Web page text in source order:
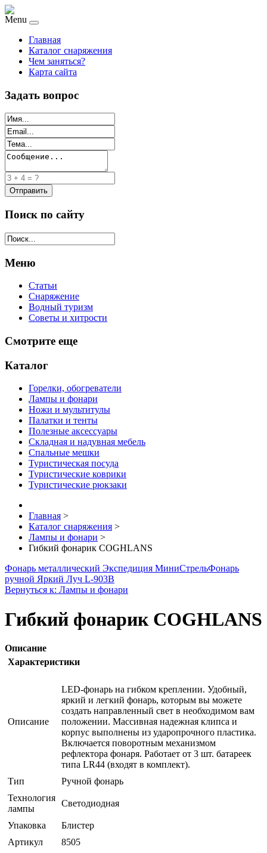
Menu
Главная
Каталог снаряжения
Чем заняться?
Карта сайта
Задать вопрос
Поиск по сайту
Меню
Статьи
Снаряжение
Водный туризм
Советы и хитрости
Смотрите еще
Каталог
Горелки, обогреватели
Лампы и фонари
Ножи и мультитулы
Палатки и тенты
Полезные аксессуары
Складная и надувная мебель
Спальные мешки
Туристическая посуда
Туристические коврики
Туристические рюкзаки
Главная >
Каталог снаряжения >
Лампы и фонари >
Гибкий фонарик COGHLANS
Фонарь металлический Экспедиция МиниСтрельФонарь
ручной Яркий Луч L-903B
Вернуться к: Лампы и фонари
Гибкий фонарик COGHLANS
Описание
Характеристики
Описание
LED-фонарь на гибком креплении. Удобный,
яркий и легкий фонарь, которым вы можете
создать направленный свет в необходимом вам
положении. Массивная надежная клипса и
корпус выполнены из ударопрочного пластика.
Включается поворотным механизмом
рефлектора фонаря. Работает от 3 шт. батареек
типа LR44 (входят в комплект).
Тип
Ручной фонарь
Технология
лампы
Светодиодная
Упаковка
Блистер
Артикул
8505